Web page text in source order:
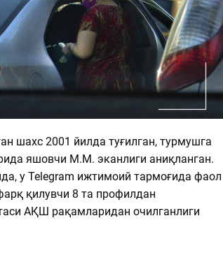
шахс 2001 йилда туғилган, турмушга
яшовчи М.М. эканлиги аниқланган.
у Telegram ижтимоий тармоғида фаол
қилувчи 8 та профилдан
АҚШ рақамларидан очилганлиги